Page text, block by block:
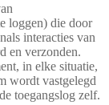
loggen) die door
interacties van
en verzonden.
in elke situatie,
wordt vastgelegd
toegangslog zelf.